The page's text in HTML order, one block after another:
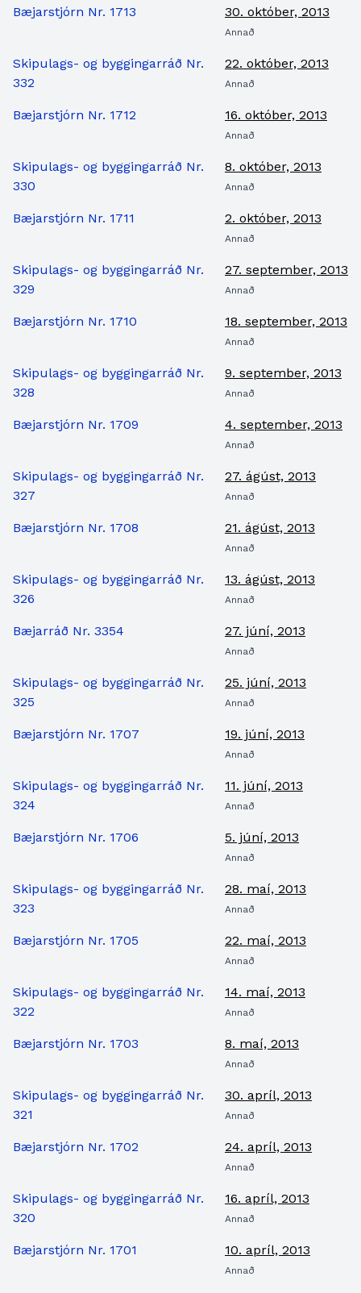
Bæjarstjórn Nr. 1713 30. október, 2013
Annað
Skipulags- og byggingarráð Nr.
332
22. október, 2013
Annað
Bæjarstjórn Nr. 1712 16. október, 2013
Annað
Skipulags- og byggingarráð Nr.
330
8. október, 2013
Annað
Bæjarstjórn Nr. 1711 2. október, 2013
Annað
Skipulags- og byggingarráð Nr.
329
27. september, 2013
Annað
Bæjarstjórn Nr. 1710 18. september, 2013
Annað
Skipulags- og byggingarráð Nr.
328
9. september, 2013
Annað
Bæjarstjórn Nr. 1709 4. september, 2013
Annað
Skipulags- og byggingarráð Nr.
327
27. ágúst, 2013
Annað
Bæjarstjórn Nr. 1708 21. ágúst, 2013
Annað
Skipulags- og byggingarráð Nr.
326
13. ágúst, 2013
Annað
Bæjarráð Nr. 3354 27. júní, 2013
Annað
Skipulags- og byggingarráð Nr.
325
25. júní, 2013
Annað
Bæjarstjórn Nr. 1707 19. júní, 2013
Annað
Skipulags- og byggingarráð Nr.
324
11. júní, 2013
Annað
Bæjarstjórn Nr. 1706 5. júní, 2013
Annað
Skipulags- og byggingarráð Nr.
323
28. maí, 2013
Annað
Bæjarstjórn Nr. 1705 22. maí, 2013
Annað
Skipulags- og byggingarráð Nr.
322
14. maí, 2013
Annað
Bæjarstjórn Nr. 1703 8. maí, 2013
Annað
Skipulags- og byggingarráð Nr.
321
30. apríl, 2013
Annað
Bæjarstjórn Nr. 1702 24. apríl, 2013
Annað
Skipulags- og byggingarráð Nr.
320
16. apríl, 2013
Annað
Bæjarstjórn Nr. 1701 10. apríl, 2013
Annað